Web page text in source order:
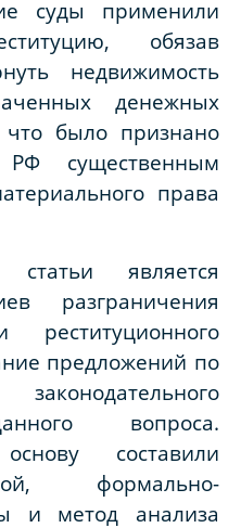
суды применили
обязав
недвижимость
денежных
что было признано
существенным
права
является
разграничения
реституционного
предложений по
вопроса.
составили
формально-
и метод анализа